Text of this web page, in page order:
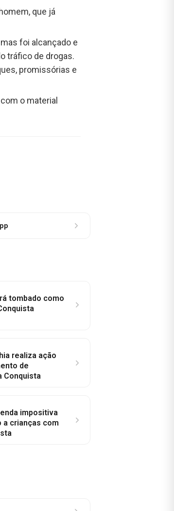
que já
foi alcançado e
tráfico de drogas.
promissórias e
o material
tombado como
realiza ação
de
Conquista
impositiva
a crianças com